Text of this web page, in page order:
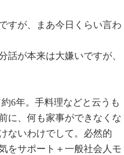
すが、まあ今日くらい言わ
が本来は大嫌いですが、
6年。手料理などと云うも
に、何も家事ができなくな
ないわけでして。必然的
をサポート＋一般社会人モ